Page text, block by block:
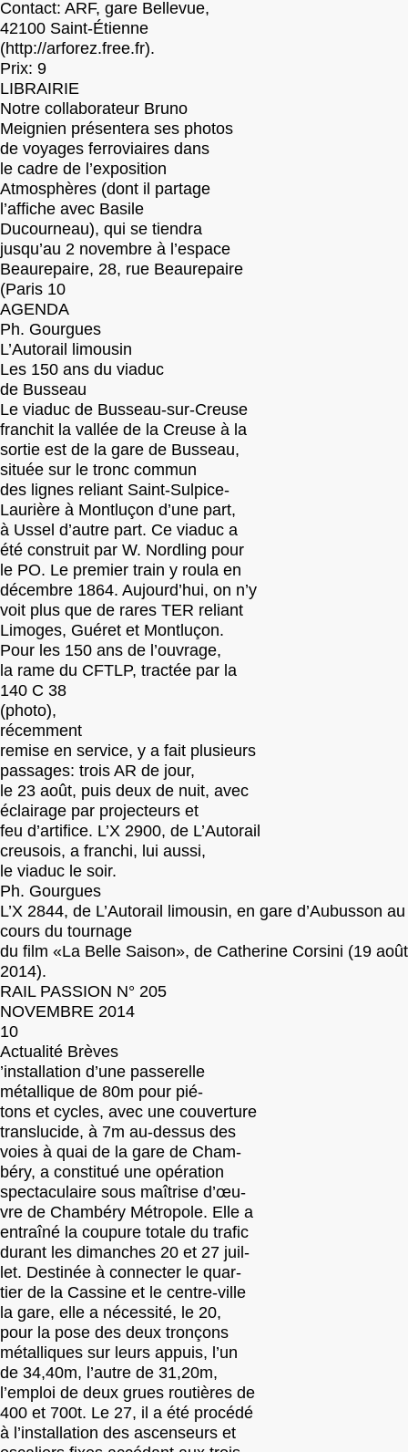
Contact: ARF, gare Bellevue,
42100 Saint-Étienne
(http://arforez.free.fr).
Prix: 9
LIBRAIRIE
Notre collaborateur Bruno
Meignien présentera ses photos
de voyages ferroviaires dans
le cadre de l’exposition
Atmosphères (dont il partage
l’affiche avec Basile
Ducourneau), qui se tiendra
jusqu’au 2 novembre à l’espace
Beaurepaire, 28, rue Beaurepaire
(Paris 10
AGENDA
Ph. Gourgues
L’Autorail limousin
Les 150 ans du viaduc
de Busseau
Le viaduc de Busseau-sur-Creuse
franchit la vallée de la Creuse à la
sortie est de la gare de Busseau,
située sur le tronc commun
des lignes reliant Saint-Sulpice-
Laurière à Montluçon d’une part,
à Ussel d’autre part. Ce viaduc a
été construit par W. Nordling pour
le PO. Le premier train y roula en
décembre 1864. Aujourd’hui, on n’y
voit plus que de rares TER reliant
Limoges, Guéret et Montluçon.
Pour les 150 ans de l’ouvrage,
la rame du CFTLP, tractée par la
140 C 38
(photo),
récemment
remise en service, y a fait plusieurs
passages: trois AR de jour,
le 23 août, puis deux de nuit, avec
éclairage par projecteurs et
feu d’artifice. L’X 2900, de L’Autorail
creusois, a franchi, lui aussi,
le viaduc le soir.
Ph. Gourgues
L’X 2844, de L’Autorail limousin, en gare d’Aubusson au
cours du tournage
du film «La Belle Saison», de Catherine Corsini (19 août
2014).
RAIL PASSION N° 205
NOVEMBRE 2014
10
Actualité Brèves
’installation d’une passerelle
métallique de 80m pour pié-
tons et cycles, avec une couverture
translucide, à 7m au-dessus des
voies à quai de la gare de Cham-
béry, a constitué une opération
spectaculaire sous maîtrise d’œu-
vre de Chambéry Métropole. Elle a
entraîné la coupure totale du trafic
durant les dimanches 20 et 27 juil-
let. Destinée à connecter le quar-
tier de la Cassine et le centre-ville
la gare, elle a nécessité, le 20,
pour la pose des deux tronçons
métalliques sur leurs appuis, l’un
de 34,40m, l’autre de 31,20m,
l’emploi de deux grues routières de
400 et 700t. Le 27, il a été procédé
à l’installation des ascenseurs et